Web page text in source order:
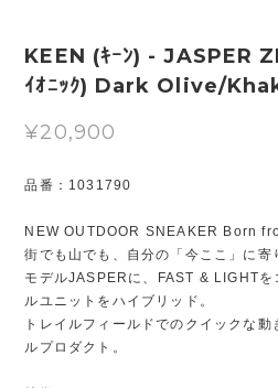
KEEN (ｷｰﾝ) - JASPER
ｲｵﾆｯｸ) Dark Olive/Khaki
¥20,900
品番：1031790
NEW OUTDOOR SNEAKER Born
街でも山でも、自分の「今ここ」に寄
モデルJASPERに、FAST & LIGHTを
ルユニットをハイブリッド。
トレイルフィールドでのクイックな
ルプロダクト。